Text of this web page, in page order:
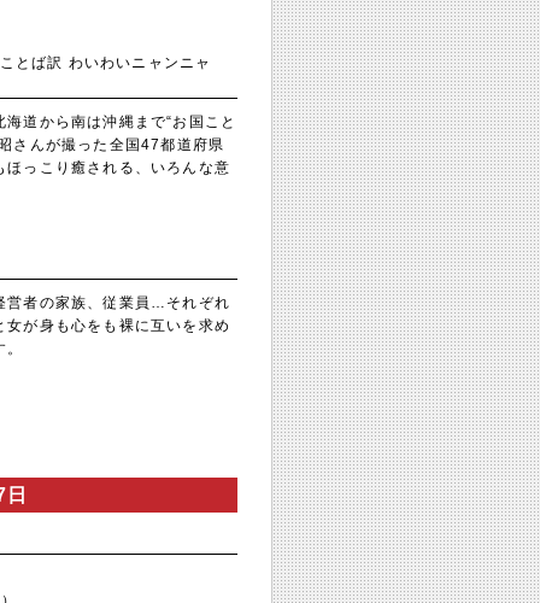
とば訳 わいわいニャンニャ
道から南は沖縄まで“お国こと
さんが撮った全国47都道府県
っこり癒される、いろんな意
営者の家族、従業員…それぞれ
が身も心をも裸に互いを求め